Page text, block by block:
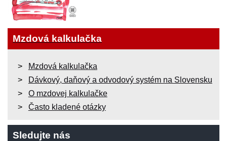
Mzdová kalkulačka
Mzdová kalkulačka
Dávkový, daňový a odvodový systém na Slovensku
O mzdovej kalkulačke
Často kladené otázky
Sledujte nás